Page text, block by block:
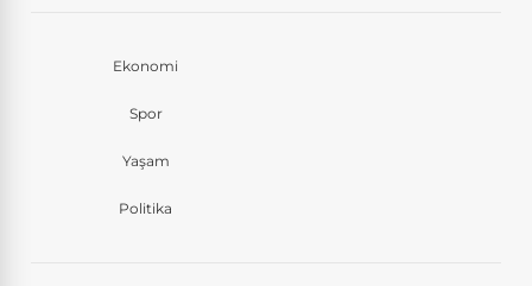
Ekonomi
Spor
Yaşam
Politika